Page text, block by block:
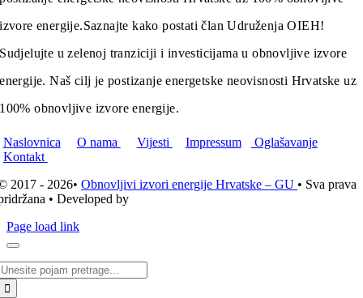
izvore energije.Saznajte kako postati član Udruženja OIEH!
Sudjelujte u zelenoj tranziciji i investicijama u obnovljive izvore
energije. Naš cilj je postizanje energetske neovisnosti Hrvatske uz
100% obnovljive izvore energije.
Naslovnica O nama Vijesti Impressum
Oglašavanje
Kontakt
2017 - 2026•Obnovljivi izvori energije Hrvatske – GU • Sva prava
• Developed by
Page load link